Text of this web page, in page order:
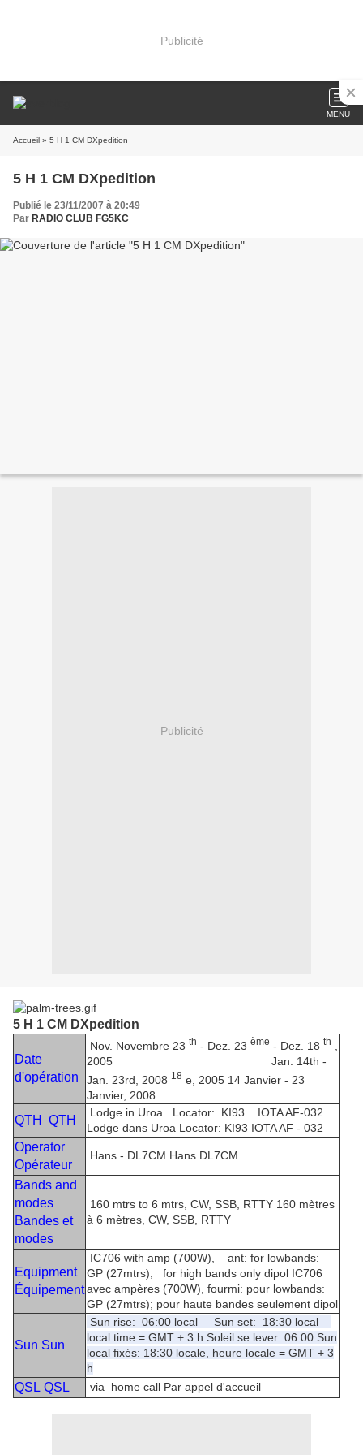
Publicité
MENU
Accueil » 5 H 1 CM DXpedition
5 H 1 CM DXpedition
Publié le 23/11/2007 à 20:49
Par RADIO CLUB FG5KC
Publicité
5 H 1 CM DXpedition
Date
d'opération
Nov. Novembre 23 th - Dez. 23 ème - Dez. 18 th
2005 Jan. 14th -
Jan. 23rd, 2008 18 e, 2005 14 Janvier - 23
Janvier, 2008
QTH QTH
Lodge in Uroa Locator: KI93 IOTA AF-032
Lodge dans Uroa Locator: KI93 IOTA AF - 032
Operator
Opérateur
Hans - DL7CM Hans DL7CM
Bands and
modes
Bandes et
modes
160 mtrs to 6 mtrs, CW, SSB, RTTY 160 mètres
à 6 mètres, CW, SSB, RTTY
Equipment
Équipement
IC706 with amp (700W), ant: for lowbands:
GP (27mtrs); for high bands only dipol IC706
avec ampères (700W), fourmi: pour lowbands:
GP (27mtrs); pour haute bandes seulement dipol
Sun Sun
Sun rise: 06:00 local Sun set: 18:30 local
local time = GMT + 3 h Soleil se lever: 06:00 Sun
local fixés: 18:30 locale, heure locale = GMT + 3
h
QSL QSL via home call Par appel d'accueil